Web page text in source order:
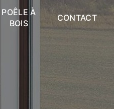
POÊLE À
BOIS
CONTACT